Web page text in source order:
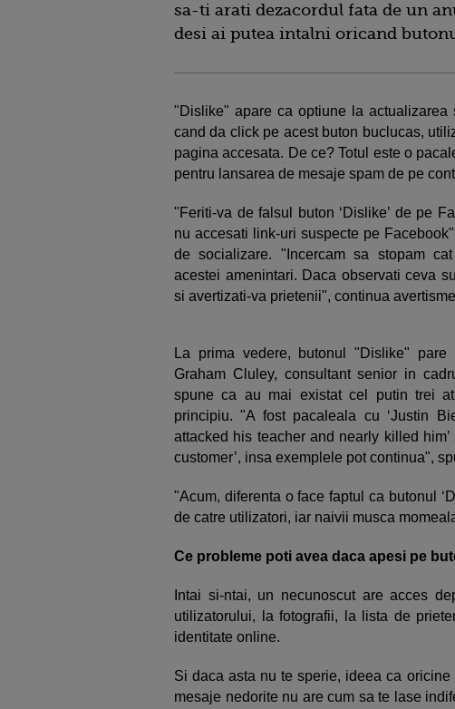
sa-ti arati dezacordul fata de un
desi ai putea intalni oricand
"Dislike" apare ca optiune la actualizarea
cand da click pe acest buton buclucas,
pagina accesata. De ce? Totul este o
pentru lansarea de mesaje spam de pe
"Feriti-va de falsul buton ‘Dislike’ de pe
nu accesati link-uri suspecte pe
de socializare. "Incercam sa stopam
acestei amenintari. Daca observati ceva
si avertizati-va prietenii", continua
La prima vedere, butonul "Dislike"
Graham Cluley, consultant senior in
spune ca au mai existat cel putin trei
principiu. "A fost pacaleala cu ‘Justin
attacked his teacher and nearly killed
customer’, insa exemplele pot continua",
"Acum, diferenta o face faptul ca butonul
de catre utilizatori, iar naivii musca
Ce probleme poti avea daca apesi pe
Intai si-ntai, un necunoscut are acces
utilizatorului, la fotografii, la lista de
identitate online.
Si daca asta nu te sperie, ideea ca
mesaje nedorite nu are cum sa te lase